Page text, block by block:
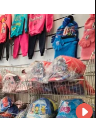
détaillants et grossistes
bébés et enfants et
fiable de partenaires